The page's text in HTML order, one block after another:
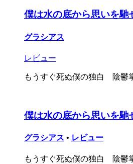
僕は水の底から思いを馳
グラシアス
レビュー
もうすぐ死ぬ僕の独白 陰鬱
僕は水の底から思いを馳
グラシアス • レビュー
もうすぐ死ぬ僕の独白 陰鬱